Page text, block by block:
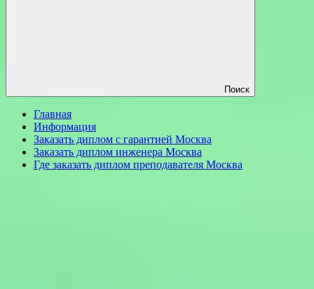
Поиск
Главная
Информация
Заказать диплом с гарантией Москва
Заказать диплом инженера Москва
Где заказать диплом преподавателя Москва